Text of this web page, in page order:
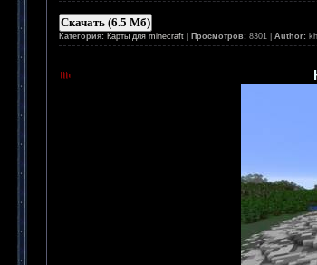
Скачать (6.5 Мб)
Категория: Карты для minecraft Просмотров: 8301 | Author: